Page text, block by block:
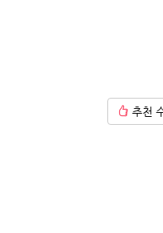
추천